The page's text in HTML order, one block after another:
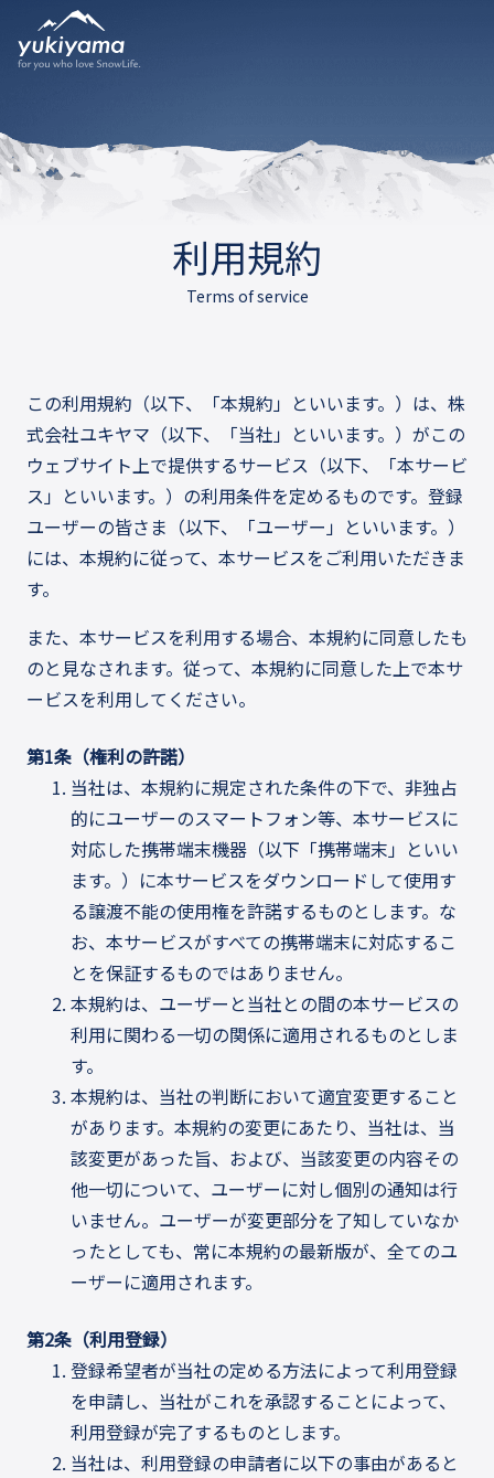
利用規約
Terms of service
この利用規約（以下、「本規約」といいます。）は、株
式会社ユキヤマ（以下、「当社」といいます。）がこの
ウェブサイト上で提供するサービス（以下、「本サービ
ス」といいます。）の利用条件を定めるものです。登録
ユーザーの皆さま（以下、「ユーザー」といいます。）
には、本規約に従って、本サービスをご利用いただきま
す。
また、本サービスを利用する場合、本規約に同意したも
のと見なされます。従って、本規約に同意した上で本サ
ービスを利用してください。
第1条（権利の許諾）
当社は、本規約に規定された条件の下で、非独占
的にユーザーのスマートフォン等、本サービスに
対応した携帯端末機器（以下「携帯端末」といい
ます。）に本サービスをダウンロードして使用す
る譲渡不能の使用権を許諾するものとします。な
お、本サービスがすべての携帯端末に対応するこ
とを保証するものではありません。
本規約は、ユーザーと当社との間の本サービスの
利用に関わる一切の関係に適用されるものとしま
す。
本規約は、当社の判断において適宜変更すること
があります。本規約の変更にあたり、当社は、当
該変更があった旨、および、当該変更の内容その
他一切について、ユーザーに対し個別の通知は行
いません。ユーザーが変更部分を了知していなか
ったとしても、常に本規約の最新版が、全てのユ
ーザーに適用されます。
第2条（利用登録）
登録希望者が当社の定める方法によって利用登録
を申請し、当社がこれを承認することによって、
利用登録が完了するものとします。
当社は、利用登録の申請者に以下の事由があると